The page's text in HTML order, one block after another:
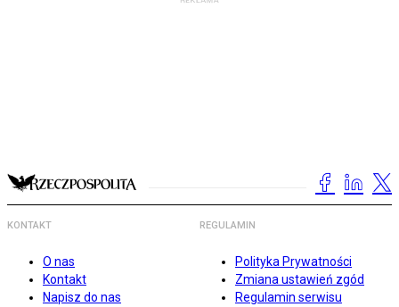
KONTAKT
O nas
Kontakt
Napisz do nas
REGULAMIN
Polityka Prywatności
Zmiana ustawień zgód
Regulamin serwisu